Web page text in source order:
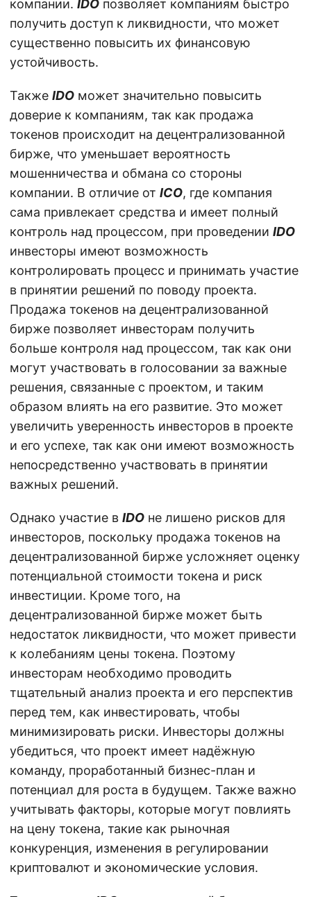
компании. IDO позволяет компаниям быстро
получить доступ к ликвидности, что может
существенно повысить их финансовую
устойчивость.
Также IDO может значительно повысить
доверие к компаниям, так как продажа
токенов происходит на децентрализованной
бирже, что уменьшает вероятность
мошенничества и обмана со стороны
компании. В отличие от ICO, где компания
сама привлекает средства и имеет полный
контроль над процессом, при проведении IDO
инвесторы имеют возможность
контролировать процесс и принимать участие
в принятии решений по поводу проекта.
Продажа токенов на децентрализованной
бирже позволяет инвесторам получить
больше контроля над процессом, так как они
могут участвовать в голосовании за важные
решения, связанные с проектом, и таким
образом влиять на его развитие. Это может
увеличить уверенность инвесторов в проекте
и его успехе, так как они имеют возможность
непосредственно участвовать в принятии
важных решений.
Однако участие в IDO не лишено рисков для
инвесторов, поскольку продажа токенов на
децентрализованной бирже усложняет оценку
потенциальной стоимости токена и риск
инвестиции. Кроме того, на
децентрализованной бирже может быть
недостаток ликвидности, что может привести
к колебаниям цены токена. Поэтому
инвесторам необходимо проводить
тщательный анализ проекта и его перспектив
перед тем, как инвестировать, чтобы
минимизировать риски. Инвесторы должны
убедиться, что проект имеет надёжную
команду, проработанный бизнес-план и
потенциал для роста в будущем. Также важно
учитывать факторы, которые могут повлиять
на цену токена, такие как рыночная
конкуренция, изменения в регулировании
криптовалют и экономические условия.